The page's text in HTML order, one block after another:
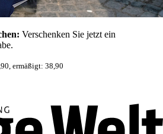
Verschenken Sie jetzt ein
ermäßigt: 38,90